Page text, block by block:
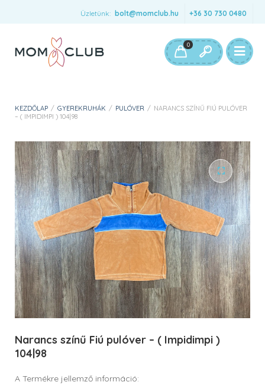
Üzletünk: bolt@momclub.hu +36 30 730 0480
0
KEZDŐLAP / GYEREKRUHÁK / PULÓVER / NARANCS SZÍNŰ FIÚ PULÓVER
– ( IMPIDIMPI ) 104|98
Narancs színű Fiú pulóver – ( Impidimpi )
104|98
A Termékre jellemző információ: